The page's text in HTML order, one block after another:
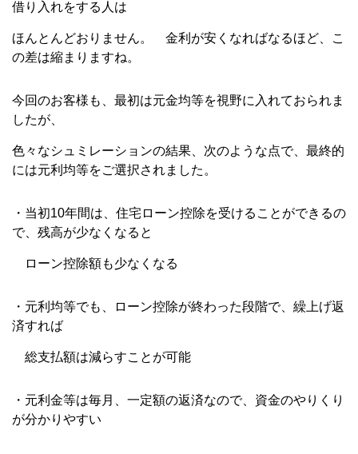
借り入れをする人は
ほんとんどおりません。 金利が安くなればなるほど、こ
の差は縮まりますね。
今回のお客様も、最初は元金均等を視野に入れておられま
したが、
色々なシュミレーションの結果、次のような点で、最終的
には元利均等をご選択されました。
・当初10年間は、住宅ローン控除を受けることができるの
で、残高が少なくなると
ローン控除額も少なくなる
・元利均等でも、ローン控除が終わった段階で、繰上げ返
済すれば
総支払額は減らすことが可能
・元利金等は毎月、一定額の返済なので、資金のやりくり
が分かりやすい